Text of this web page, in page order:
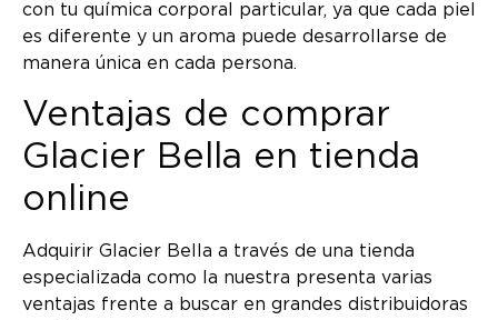
con tu química corporal particular, ya que cada piel
es diferente y un aroma puede desarrollarse de
manera única en cada persona.
Ventajas de comprar
Glacier Bella en tienda
online
Adquirir Glacier Bella a través de una tienda
especializada como la nuestra presenta varias
ventajas frente a buscar en grandes distribuidoras